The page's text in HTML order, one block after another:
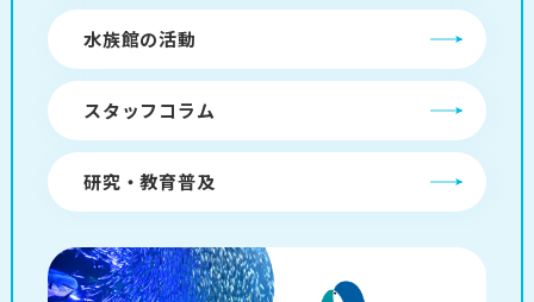
水族館の活動
スタッフコラム
研究・教育普及